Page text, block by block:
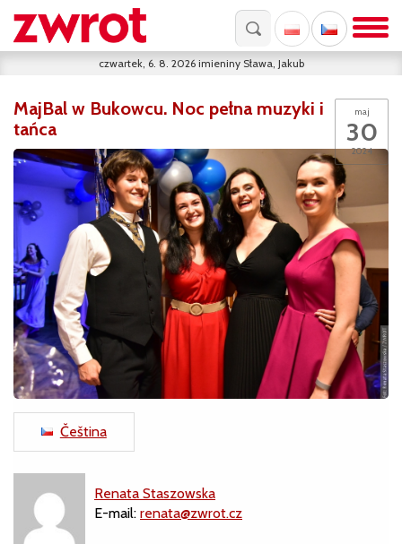
czwartek, 6. 8. 2026 imieniny Sława, Jakub
maj
30
2024
MajBal w Bukowcu. Noc pełna muzyki i
tańca
Čeština
Renata Staszowska
E-mail: renata@zwrot.cz